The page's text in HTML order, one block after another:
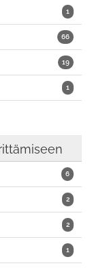
1
66
19
1
6
2
2
1